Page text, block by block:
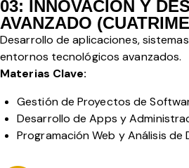
03: INNOVACIÓN Y
AVANZADO
Desarrollo de aplicaciones,
entornos tecnológicos avanzados.
Materias Clave:
Gestión de Proyectos de
Desarrollo de Apps y
Programación Web y Análisis de